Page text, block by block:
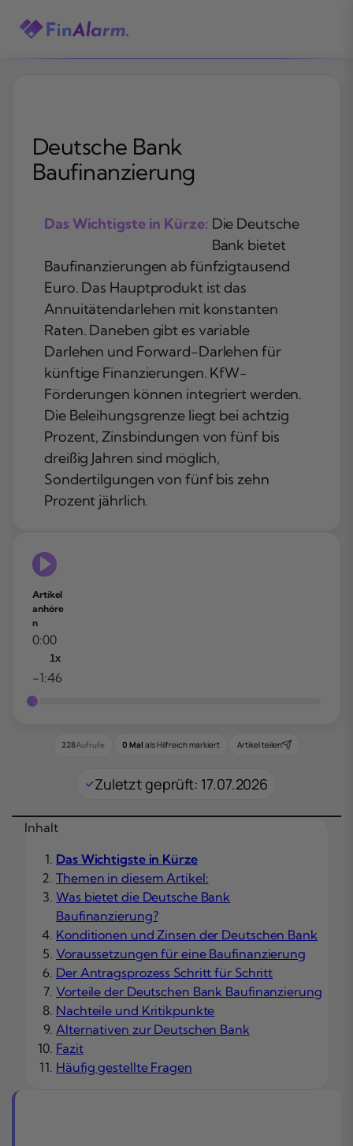
Inhalt
Deutsche Bank
Baufinanzierung
Das Wichtigste in Kürze: Die Deutsche
Bank bietet
Baufinanzierungen ab fünfzigtausend
Euro. Das Hauptprodukt ist das
Annuitätendarlehen mit konstanten
Raten. Daneben gibt es variable
Darlehen und Forward-Darlehen für
künftige Finanzierungen. KfW-
Förderungen können integriert werden.
Die Beleihungsgrenze liegt bei achtzig
Prozent, Zinsbindungen von fünf bis
dreißig Jahren sind möglich,
Sondertilgungen von fünf bis zehn
Prozent jährlich.
Artikel
anhöre
n
0:00
1x
-1:46
228Aufrufe 0 Mal als Hilfreich markiert Artikel teilen
Zuletzt geprüft: 17.07.2026
Inhalt
Das Wichtigste in Kürze
Themen in diesem Artikel:
Was bietet die Deutsche Bank
Baufinanzierung?
Konditionen und Zinsen der Deutschen Bank
Voraussetzungen für eine Baufinanzierung
Der Antragsprozess Schritt für Schritt
Vorteile der Deutschen Bank Baufinanzierung
Nachteile und Kritikpunkte
Alternativen zur Deutschen Bank
Fazit
Häufig gestellte Fragen